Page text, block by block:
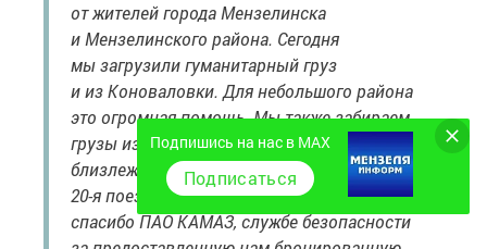
от жителей города Мензелинска
и Мензелинского района. Сегодня
мы загрузили гуманитарный груз
и из Коноваловки. Для небольшого района
это огромная помощь. Мы также забираем
грузы из Набережных Челнов и других
близлежащих городов и районов. Это наша
20-я поездка на СВО с грузом. Большое
спасибо ПАО КАМАЗ, службе безопасности
Подпишись на нас в MAX
Подписаться